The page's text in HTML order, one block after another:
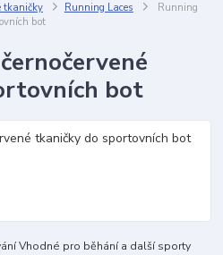
tkaničky Running Laces
Running
bot
bot
Vhodné pro běhání a další sporty